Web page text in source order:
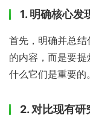
1. 明确核心发
首先，明确并总
的内容，而是要
什么它们是重要的。
2. 对比现有研